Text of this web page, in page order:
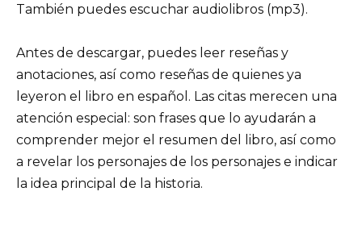
También puedes escuchar audiolibros (mp3).
Antes de descargar, puedes leer reseñas y
anotaciones, así como reseñas de quienes ya
leyeron el libro en español. Las citas merecen una
atención especial: son frases que lo ayudarán a
comprender mejor el resumen del libro, así como
a revelar los personajes de los personajes e indicar
la idea principal de la historia.